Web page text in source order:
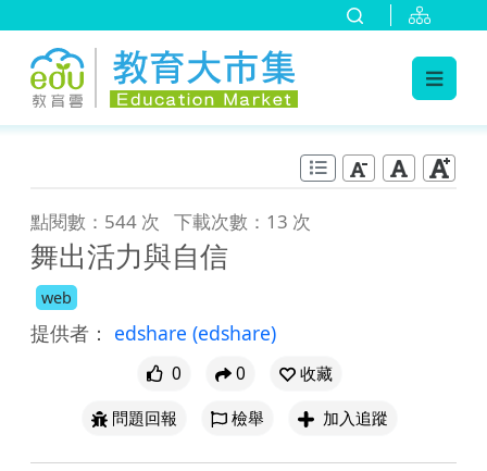
點閱數：544 次 下載次數：13 次
舞出活力與自信
web
提供者： edshare (edshare)
0 0
收藏
問題回報
檢舉 加入追蹤